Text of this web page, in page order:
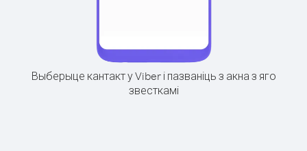
Выберыце кантакт у Viber і пазваніць з акна з яго
звесткамі